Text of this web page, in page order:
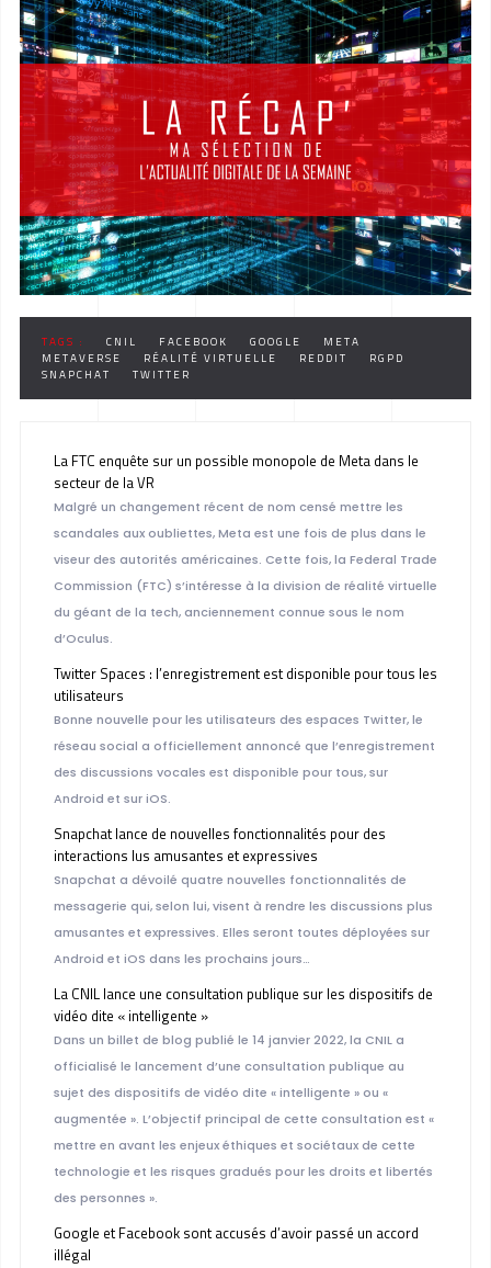
DIGITALE DE LA
SEMAINE
TAGS : CNIL FACEBOOK GOOGLE
META
METAVERSE
RÉALITÉ VIRTUELLE REDDIT
RGPD
SNAPCHAT
TWITTER
La FTC enquête sur un possible monopole de Meta dans le
secteur de la VR
Malgré un changement récent de nom censé mettre les
scandales aux oubliettes, Meta est une fois de plus dans le
viseur des autorités américaines. Cette fois, la Federal Trade
Commission (FTC) s’intéresse à la division de réalité virtuelle
du géant de la tech, anciennement connue sous le nom
d’Oculus.
Twitter Spaces : l’enregistrement est disponible pour tous les
utilisateurs
Bonne nouvelle pour les utilisateurs des espaces Twitter, le
réseau social a officiellement annoncé que l’enregistrement
des discussions vocales est disponible pour tous, sur
Android et sur iOS.
Snapchat lance de nouvelles fonctionnalités pour des
interactions lus amusantes et expressives
Snapchat a dévoilé quatre nouvelles fonctionnalités de
messagerie qui, selon lui, visent à rendre les discussions plus
amusantes et expressives. Elles seront toutes déployées sur
Android et iOS dans les prochains jours…
La CNIL lance une consultation publique sur les dispositifs de
vidéo dite « intelligente »
Dans un billet de blog publié le 14 janvier 2022, la CNIL a
officialisé le lancement d’une consultation publique au
sujet des dispositifs de vidéo dite « intelligente » ou «
augmentée ». L’objectif principal de cette consultation est «
mettre en avant les enjeux éthiques et sociétaux de cette
technologie et les risques gradués pour les droits et libertés
des personnes ».
Google et Facebook sont accusés d’avoir passé un accord
illégal